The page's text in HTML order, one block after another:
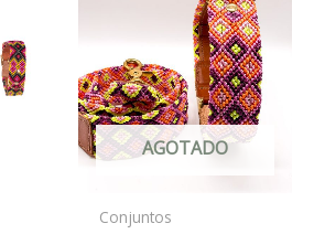
AGOTADO
Conjuntos